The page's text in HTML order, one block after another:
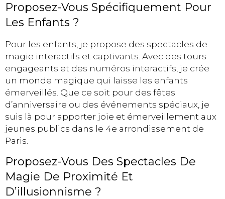
Proposez-Vous Spécifiquement Pour
Les Enfants ?
Pour les enfants, je propose des spectacles de
magie interactifs et captivants. Avec des tours
engageants et des numéros interactifs, je crée
un monde magique qui laisse les enfants
émerveillés. Que ce soit pour des fêtes
d’anniversaire ou des événements spéciaux, je
suis là pour apporter joie et émerveillement aux
jeunes publics dans le 4e arrondissement de
Paris.
Proposez-Vous Des Spectacles De
Magie De Proximité Et
D’illusionnisme ?